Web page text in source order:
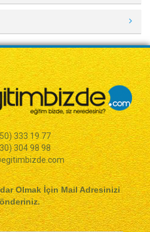
333 19 77
304 98 98
Olmak İçin Mail Adresinizi